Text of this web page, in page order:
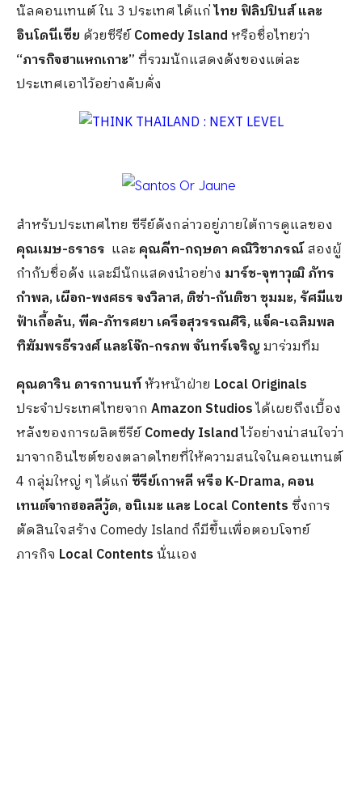
นัลคอนเทนต์ ใน 3 ประเทศ ได้แก่ไทย ฟิลิปปินส์ และ
อินโดนีเซีย ด้วยซีรีย์Comedy Islandหรือชื่อไทยว่า
“ภารกิจฮาแหกเกาะ”ที่รวมนักแสดงดังของแต่ละ
ประเทศเอาไว้อย่างคับคั่ง
สำหรับประเทศไทย ซีรีย์ดังกล่าวอยู่ภายใต้การดูแลของ
คุณเมษ-ธราธร และ คุณคีท-กฤษดา คณิวิชาภรณ์สองผู้
กำกับชื่อดัง และมีนักแสดงนำอย่าง มาร์ช-จุฑาวุฒิ ภัทร
กำพล, เผือก-พงศธร จงวิลาส, ติช่า-กันติชา ชุมมะ, รัศมีแข
ฟ้าเกื้อล้น, พีค-ภัทรศยา เครือสุวรรณศิริ, แจ็ค-เฉลิมพล
ทิฆัมพรธีรวงศ์ และโจ๊ก-กรภพ จันทร์เจริญมาร่วมทีม
คุณดาริน ดารกานนท์หัวหน้าฝ่าย Local Originals
ประจำประเทศไทยจาก Amazon Studiosได้เผยถึงเบื้อง
หลังของการผลิตซีรีย์Comedy Islandไว้อย่างน่าสนใจว่า
มาจากอินไซต์ของตลาดไทยที่ให้ความสนใจในคอนเทนต์
4 กลุ่มใหญ่ ๆ ได้แก่ซีรีย์เกาหลี หรือ K-Drama, คอน
เทนต์จากฮอลลีวู้ด, อนิเมะ และ Local Contentsซึ่งการ
ตัดสินใจสร้าง Comedy Island ก็มีขึ้นเพื่อตอบโจทย์
ภารกิจ Local Contentsนั่นเอง